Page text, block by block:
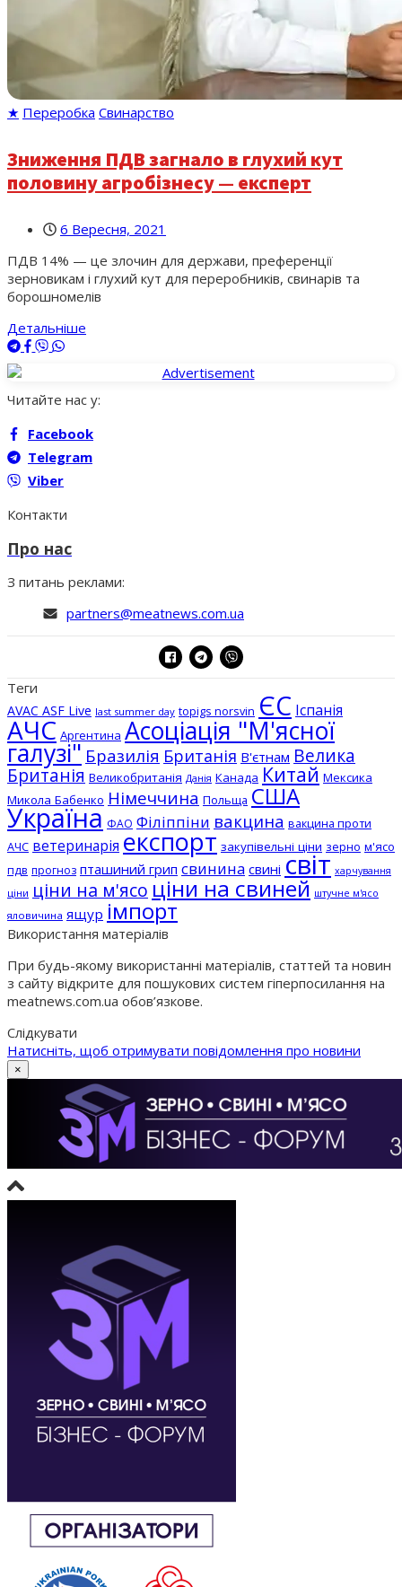
★ Переробка Свинарство
Зниження ПДВ загнало в глухий кут
половину агробізнесу — експерт
6 Вересня, 2021
ПДВ 14% — це злочин для держави, преференції
зерновикам і глухий кут для переробників, свинарів та
борошномелів
Детальніше
Читайте нас у:
Facebook
Telegram
Viber
Контакти
Про нас
З питань реклами:
partners@meatnews.com.ua
Теги
AVAC ASF Live last summer day topigs norsvin ЄС Іспанія
АЧС Аргентина Асоціація "М'ясної
галузі" Бразилія Британія В'єтнам Велика
Британія Великобританія Данія Канада Китай Мексика
Микола Бабенко Німеччина Польща США
Україна ФАО Філіппіни вакцина вакцина проти
АЧС ветеринарія експорт закупівельні ціни зерно м'ясо
пдв прогноз пташиний грип свинина свині світ харчування
ціни ціни на м'ясо ціни на свиней штучне м'ясо
яловичина ящур імпорт
Використання матеріалів
При будь-якому використанні матеріалів, статтей та новин
з сайту відкрите для пошукових систем гіперпосилання на
meatnews.com.ua обов’язкове.
Слідкувати
Натисніть, щоб отримувати повідомлення про новини
×